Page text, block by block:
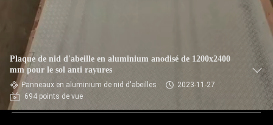
Plaque de nid d'abeille en aluminium anodisé de 1200x2400
mm pour le sol anti rayures
Panneaux en aluminium de nid d'abeilles
2023-11-27
694 points de vue